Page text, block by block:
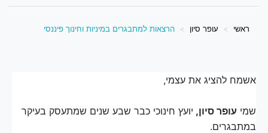
ראשי עופר סיון הרצאות למתבגרים במיניות וחינוך פיננסי
אשמח להציג את עצמי,
שמי עופר סיון, יועץ חינוכי כבר שבע שנים שמתעסק בעיקר
במתבגרים.